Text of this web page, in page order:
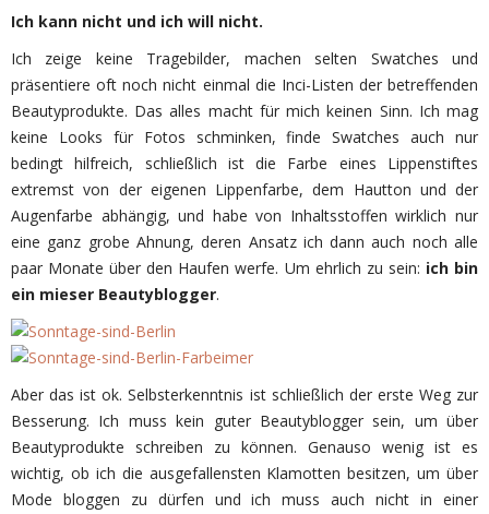
Ich kann nicht und ich will nicht.
Ich zeige keine Tragebilder, machen selten Swatches und
präsentiere oft noch nicht einmal die Inci-Listen der betreffenden
Beautyprodukte. Das alles macht für mich keinen Sinn. Ich mag
keine Looks für Fotos schminken, finde Swatches auch nur
bedingt hilfreich, schließlich ist die Farbe eines Lippenstiftes
extremst von der eigenen Lippenfarbe, dem Hautton und der
Augenfarbe abhängig, und habe von Inhaltsstoffen wirklich nur
eine ganz grobe Ahnung, deren Ansatz ich dann auch noch alle
paar Monate über den Haufen werfe. Um ehrlich zu sein: ich bin
ein mieser Beautyblogger.
Aber das ist ok. Selbsterkenntnis ist schließlich der erste Weg zur
Besserung. Ich muss kein guter Beautyblogger sein, um über
Beautyprodukte schreiben zu können. Genauso wenig ist es
wichtig, ob ich die ausgefallensten Klamotten besitzen, um über
Mode bloggen zu dürfen und ich muss auch nicht in einer